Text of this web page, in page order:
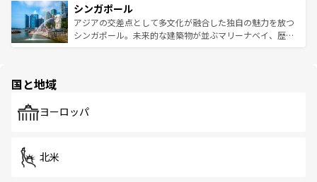
参照してほしい。
激する。気候は一年中温暖で、どの季節にも異なる楽しみ
が待っている。親しみやすいタイの人々、仏教を中心とし
た文化、そして多様な観光資源が、訪れる旅人を魅了し続
み、どこを訪れても感動するはず。観光スポットが密集し
ており、効率よく見どころを回れるのも魅力。息をのむよ
うな絶景から文化的な体験まで、香港を存分に楽しみ尽く
シンガポール
アジアの交差点として多文化が融合した独自の魅力を放つ
シンガポール。未来的な建築物が並ぶマリーナベイ、歴史
で、ホーカーズは地元の風情を楽しめる外せないスポット
国と地域
ヨーロッパ
北米